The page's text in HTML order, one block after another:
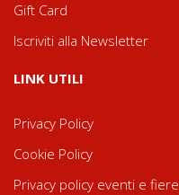
Gift Card
Iscriviti alla Newsletter
LINK UTILI
Privacy Policy
Cookie Policy
Privacy policy eventi e fiere